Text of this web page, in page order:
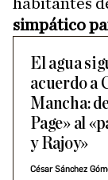
simpático
El agua
acuerdo a
Mancha:
Page» al
y Rajoy»
César Sánchez